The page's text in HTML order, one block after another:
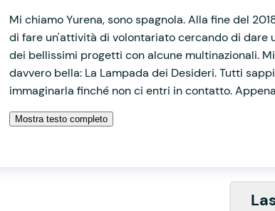
Mi chiamo Yurena, sono spagnola. Alla fine del
di fare un'attività di volontariato cercando di dare
dei bellissimi progetti con alcune multinazionali.
davvero bella: La Lampada dei Desideri. Tutti
immaginarla finché non ci entri in contatto.
Mostra testo completo